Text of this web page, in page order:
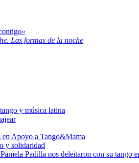
Las formas de la noche
y música latina
Apoyo a Tango&Mama
y solidaridad
Padilla nos deleitaron con su tango